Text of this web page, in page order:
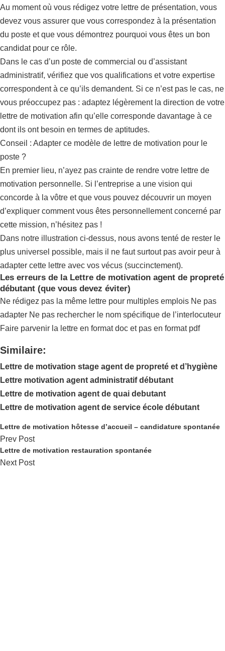
Au moment où vous rédigez votre lettre de présentation, vous
devez vous assurer que vous correspondez à la présentation
du poste et que vous démontrez pourquoi vous êtes un bon
candidat pour ce rôle.
Dans le cas d’un poste de commercial ou d’assistant
administratif, vérifiez que vos qualifications et votre expertise
correspondent à ce qu’ils demandent. Si ce n’est pas le cas, ne
vous préoccupez pas : adaptez légèrement la direction de votre
lettre de motivation afin qu’elle corresponde davantage à ce
dont ils ont besoin en termes de aptitudes.
Conseil : Adapter ce modèle de lettre de motivation pour le
poste ?
En premier lieu, n’ayez pas crainte de rendre votre lettre de
motivation personnelle. Si l’entreprise a une vision qui
concorde à la vôtre et que vous pouvez découvrir un moyen
d’expliquer comment vous êtes personnellement concerné par
cette mission, n’hésitez pas !
Dans notre illustration ci-dessus, nous avons tenté de rester le
plus universel possible, mais il ne faut surtout pas avoir peur à
adapter cette lettre avec vos vécus (succinctement).
Les erreurs de la Lettre de motivation agent de propreté
débutant (que vous devez éviter)
Ne rédigez pas la même lettre pour multiples emplois Ne pas
adapter Ne pas rechercher le nom spécifique de l’interlocuteur
Faire parvenir la lettre en format doc et pas en format pdf
Similaire:
Lettre de motivation stage agent de propreté et d’hygiène
Lettre motivation agent administratif débutant
Lettre de motivation agent de quai debutant
Lettre de motivation agent de service école débutant
Lettre de motivation hôtesse d’accueil – candidature spontanée
Prev Post
Lettre de motivation restauration spontanée
Next Post